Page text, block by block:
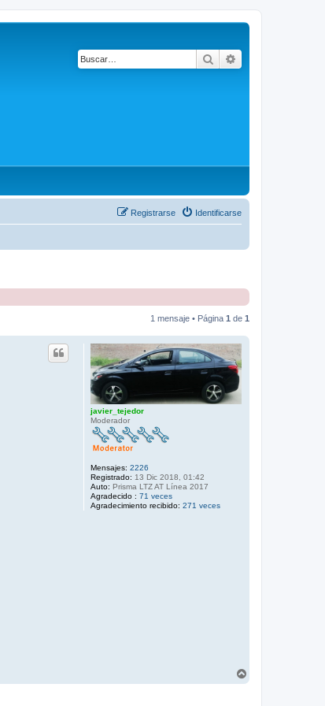
Buscar
Identificarse
Registrarse
1 mensaje • Página 1 de 1
javier_tejedor
Moderador
Mensajes: 2226
Registrado: 13 Dic 2018, 01:42
Auto: Prisma LTZ AT Línea 2017
Agradecido : 71 veces
Agradecimiento recibido: 271 veces